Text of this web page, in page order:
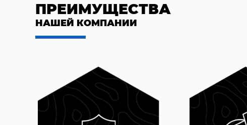
ПРЕИМУЩЕСТВА
НАШЕЙ КОМПАНИИ